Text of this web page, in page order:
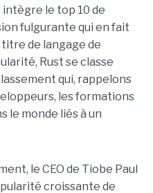
intègre le top 10 de
fulgurante qui en fait
de langage de
Rust se classe
qui, rappelons
les formations
le monde liés à un
le CEO de Tiobe Paul
croissante de